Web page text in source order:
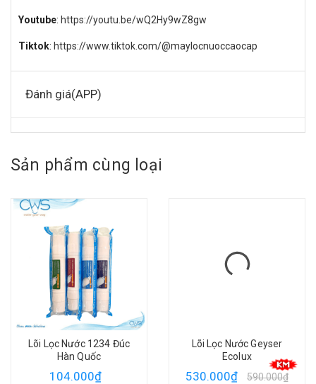
Youtube: https://youtu.be/wQ2Hy9wZ8gw
Tiktok: https://www.tiktok.com/@maylocnuoccaocap
Đánh giá(APP)
Sản phẩm cùng loại
Lõi Lọc Nước 1234 Đúc
Hàn Quốc
104.000₫
Lõi Lọc Nước Geyser
Ecolux
530.000₫ 590.000₫